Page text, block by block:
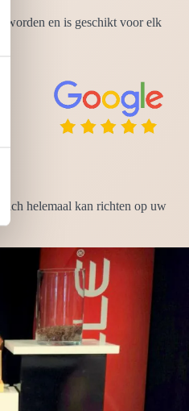
worden en is geschikt voor elk
helemaal kan richten op uw